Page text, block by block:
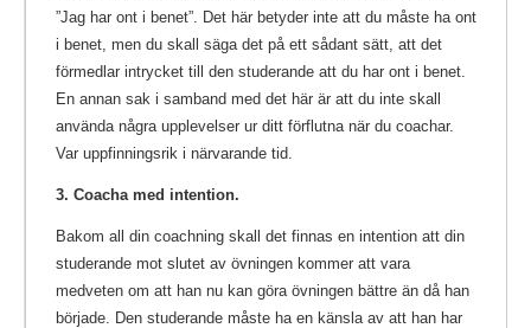
”Jag har ont i benet”. Det här betyder inte att du måste ha ont
i benet, men du skall säga det på ett sådant sätt, att det
förmedlar intrycket till den studerande att du har ont i benet.
En annan sak i samband med det här är att du inte skall
använda några upplevelser ur ditt förflutna när du coachar.
Var uppfinningsrik i närvarande tid.
3. Coacha med intention.
Bakom all din coachning skall det finnas en intention att din
studerande mot slutet av övningen kommer att vara
medveten om att han nu kan göra övningen bättre än då han
började. Den studerande måste ha en känsla av att han har